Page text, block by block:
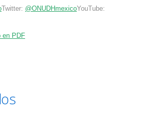
Twitter: @ONUDHmexicoYouTube:
en PDF